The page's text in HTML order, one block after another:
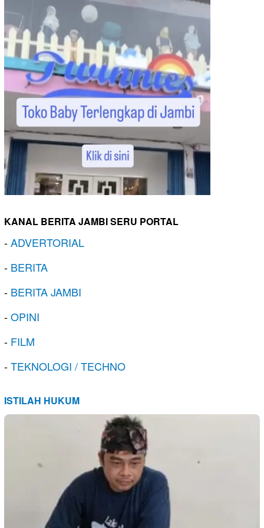
KANAL BERITA JAMBI SERU PORTAL
-ADVERTORIAL
- BERITA
- BERITA JAMBI
-OPINI
- FILM
-TEKNOLOGI / TECHNO
ISTILAH HUKUM